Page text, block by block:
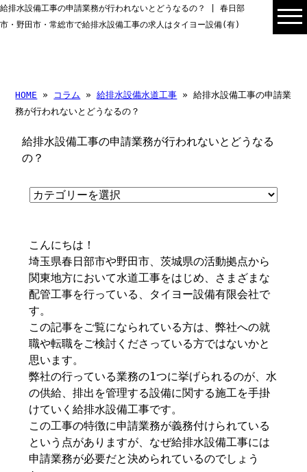
給排水設備工事の申請業務が行われないとどうなるの？ | 春日部
市・野田市・常総市で給排水設備工事の求人はタイヨー設備(有)
HOME » コラム »給排水設備水道工事 » 給排水設備工事の申請業
務が行われないとどうなるの？
給排水設備工事の申請業務が行われないとどうなる
の？
こんにちは！
埼玉県春日部市や野田市、茨城県の活動拠点から
関東地方において水道工事をはじめ、さまざまな
配管工事を行っている、タイヨー設備有限会社で
す。
この記事をご覧になられている方は、弊社への就
職や転職をご検討くださっている方ではないかと
思います。
弊社の行っている業務の1つに挙げられるのが、水
の供給、排出を管理する設備に関する施工を手掛
けていく給排水設備工事です。
この工事の特徴に申請業務が義務付けられている
という点がありますが、なぜ給排水設備工事には
申請業務が必要だと決められているのでしょう